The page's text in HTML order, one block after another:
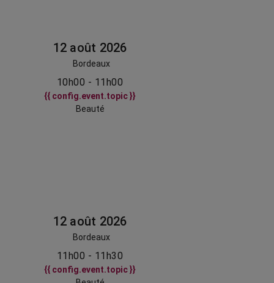
12 août 2026
Bordeaux
10h00 - 11h00
{{ config.event.topic }}
Beauté
12 août 2026
Bordeaux
11h00 - 11h30
{{ config.event.topic }}